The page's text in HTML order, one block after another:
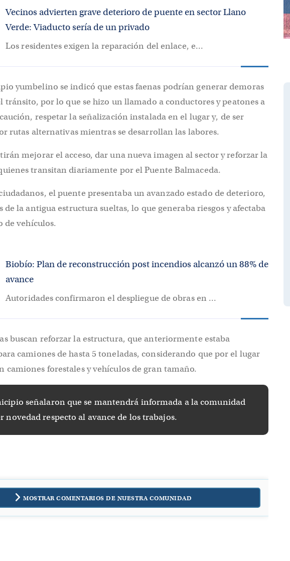
Vecinos advierten grave deterioro de puente en sector Llano
Verde: Viaducto sería de un privado
Los residentes exigen la reparación del enlace, e...
yumbelino se indicó que estas faenas podrían generar demoras
tránsito, por lo que se hizo un llamado a conductores y peatones a
respetar la señalización instalada en el lugar y, de ser
rutas alternativas mientras se desarrollan las labores.
mejorar el acceso, dar una nueva imagen al sector y reforzar la
transitan diariamente por el Puente Balmaceda.
el puente presentaba un avanzado estado de deterioro,
de la antigua estructura sueltas, lo que generaba riesgos y afectaba
de vehículos.
Biobío: Plan de reconstrucción post incendios alcanzó un 88% de
avance
Autoridades confirmaron el despliegue de obras en ...
buscan reforzar la estructura, que anteriormente estaba
camiones de hasta 5 toneladas, considerando que por el lugar
camiones forestales y vehículos de gran tamaño.
señalaron que se mantendrá informada a la comunidad
novedad respecto al avance de los trabajos.
MOSTRAR COMENTARIOS DE NUESTRA COMUNIDAD